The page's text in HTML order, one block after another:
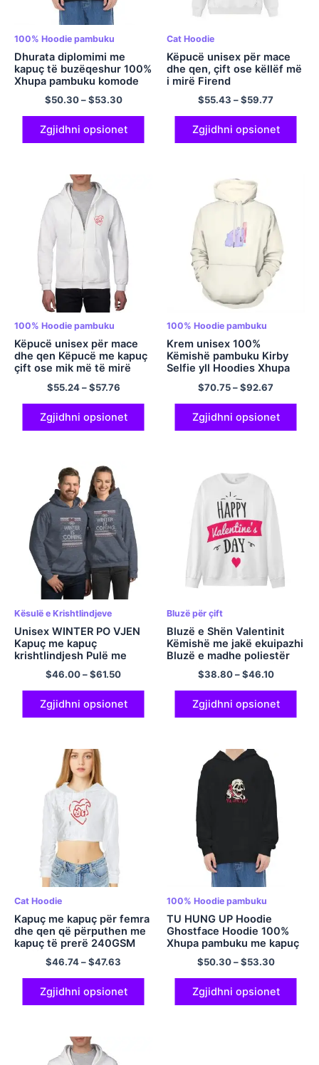
100% Hoodie pambuku
Dhurata diplomimi me
kapuç të buzëqeshur 100%
Xhupa pambuku komode
me kapuç dhe veshje
verore xhepi Pullover
estetike me kapuç
shumëngjyrësh
$50.30–$53.30
Zgjidhni opsionet
Cat Hoodie
Këpucë unisex për mace
dhe qen, çift ose këllëf më
i mirë Firend
shumëngjyrësh
$55.43 –$59.77
Zgjidhni opsionet
100% Hoodie pambuku
Këpucë unisex për mace
dhe qen Këpucë me kapuç
çift ose mik më të mirë
100% Kapuç pambuku me
zinxhir shumëngjyrësh
$55.24–$57.76
Zgjidhni opsionet
100% Hoodie pambuku
Krem unisex 100%
Këmishë pambuku Kirby
Selfie yll Hoodies Xhupa
me kapuç lojërash Këmisha
e lezetshme Kirby Gamer
për vajzën e shoqes më të
mirë Veshje me kapuç për
çift me kapuç vizatimor
$70.75–$92.67
Zgjidhni opsionet
Kësulë e Krishtlindjeve
Unisex WINTER PO VJEN
Kapuç me kapuç
krishtlindjesh Pulë me
kapuç pambuku dhe
poliestër me kapuç
shumëngjyrësh
$46.00–$61.50
Zgjidhni opsionet
Bluzë për çift
Bluzë e Shën Valentinit
Këmishë me jakë ekuipazhi
Bluzë e madhe poliestër
me mëngë të gjata për
burra dhe gra që përputhet
me këmishë çift me kapuç
pa kapuç
$38.80–$46.10
Zgjidhni opsionet
Cat Hoodie
Kapuç me kapuç për femra
dhe qen që përputhen me
kapuç të prerë 240GSM
$46.74–$47.63
Zgjidhni opsionet
100% Hoodie pambuku
TU HUNG UP Hoodie
Ghostface Hoodie 100%
Xhupa pambuku me kapuç
pulovër me kapuç për
meshkuj dhe gra
$50.30–$53.30
Zgjidhni opsionet